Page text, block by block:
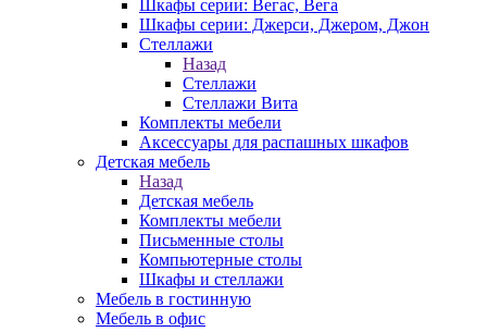
Шкафы серии: Вегас, Вега
Шкафы серии: Джерси, Джером, Джон
Стеллажи
Назад
Стеллажи
Стеллажи Вита
Комплекты мебели
Аксессуары для распашных шкафов
Детская мебель
Назад
Детская мебель
Комплекты мебели
Письменные столы
Компьютерные столы
Шкафы и стеллажи
Мебель в гостинную
Мебель в офис